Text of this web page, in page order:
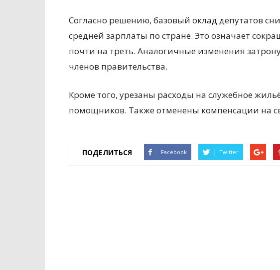
Согласно решению, базовый оклад депутатов
средней зарплаты по стране. Это означает
почти на треть. Аналогичные изменения
членов правительства.
Кроме того, урезаны расходы на служебное
помощников. Также отменены компенсации на
ПОДЕЛИТЬСЯ Facebook Twitter